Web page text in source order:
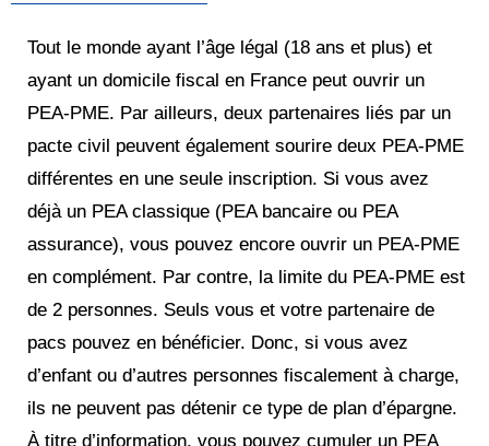
Tout le monde ayant l’âge légal (18 ans et plus) et
ayant un domicile fiscal en France peut ouvrir un
PEA-PME. Par ailleurs, deux partenaires liés par un
pacte civil peuvent également sourire deux PEA-PME
différentes en une seule inscription. Si vous avez
déjà un PEA classique (PEA bancaire ou PEA
assurance), vous pouvez encore ouvrir un PEA-PME
en complément. Par contre, la limite du PEA-PME est
de 2 personnes. Seuls vous et votre partenaire de
pacs pouvez en bénéficier. Donc, si vous avez
d’enfant ou d’autres personnes fiscalement à charge,
ils ne peuvent pas détenir ce type de plan d’épargne.
À titre d’information, vous pouvez cumuler un PEA